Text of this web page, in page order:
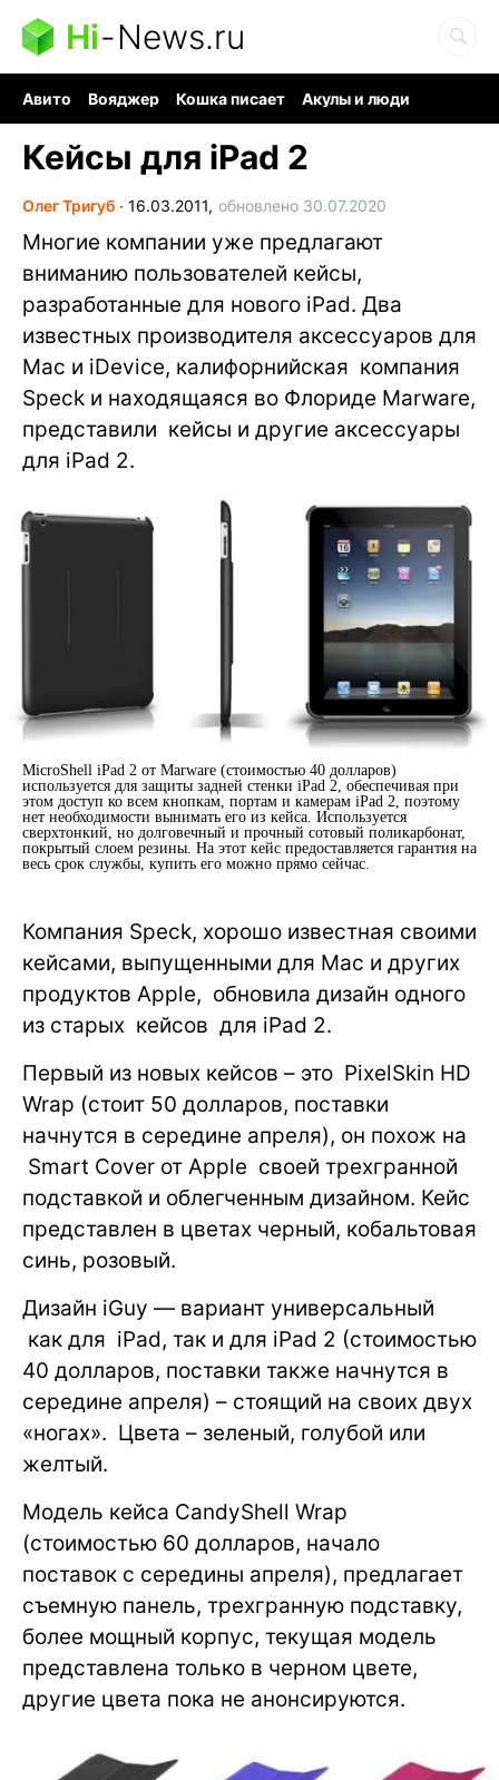
Hi-News.ru
Авито Вояджер Кошка писает
Акулы и люди
Кейсы для iPad 2
Олег Тригуб ∙ 16.03.2011, обновлено 30.07.2020
Многие компании уже предлагают
вниманию пользователей кейсы,
разработанные для нового iPad. Два
известных производителя аксессуаров для
Mac и iDevice, калифорнийская компания
Speck и находящаяся во Флориде Marware,
представили кейсы и другие аксессуары
для iPad 2.
MicroShell iPad 2 от Marware (стоимостью 40 долларов)
используется для защиты задней стенки iPad 2, обеспечивая при
этом доступ ко всем кнопкам, портам и камерам iPad 2, поэтому
нет необходимости вынимать его из кейса. Используется
сверхтонкий, но долговечный и прочный сотовый поликарбонат,
покрытый слоем резины. На этот кейс предоставляется гарантия на
весь срок службы, купить его можно прямо сейчас.
Компания Speck, хорошо известная своими
кейсами, выпущенными для Mac и других
продуктов Apple, обновила дизайн одного
из старых кейсов для iPad 2.
Первый из новых кейсов – это PixelSkin HD
Wrap (стоит 50 долларов, поставки
начнутся в середине апреля), он похож на
Smart Cover от Apple своей трехгранной
подставкой и облегченным дизайном. Кейс
представлен в цветах черный, кобальтовая
синь, розовый.
Дизайн iGuy — вариант универсальный
как для iPad, так и для iPad 2 (стоимостью
40 долларов, поставки также начнутся в
середине апреля) – стоящий на своих двух
«ногах». Цвета – зеленый, голубой или
желтый.
Модель кейса CandyShell Wrap
(стоимостью 60 долларов, начало
поставок с середины апреля), предлагает
съемную панель, трехгранную подставку,
более мощный корпус, текущая модель
представлена только в черном цвете,
другие цвета пока не анонсируются.